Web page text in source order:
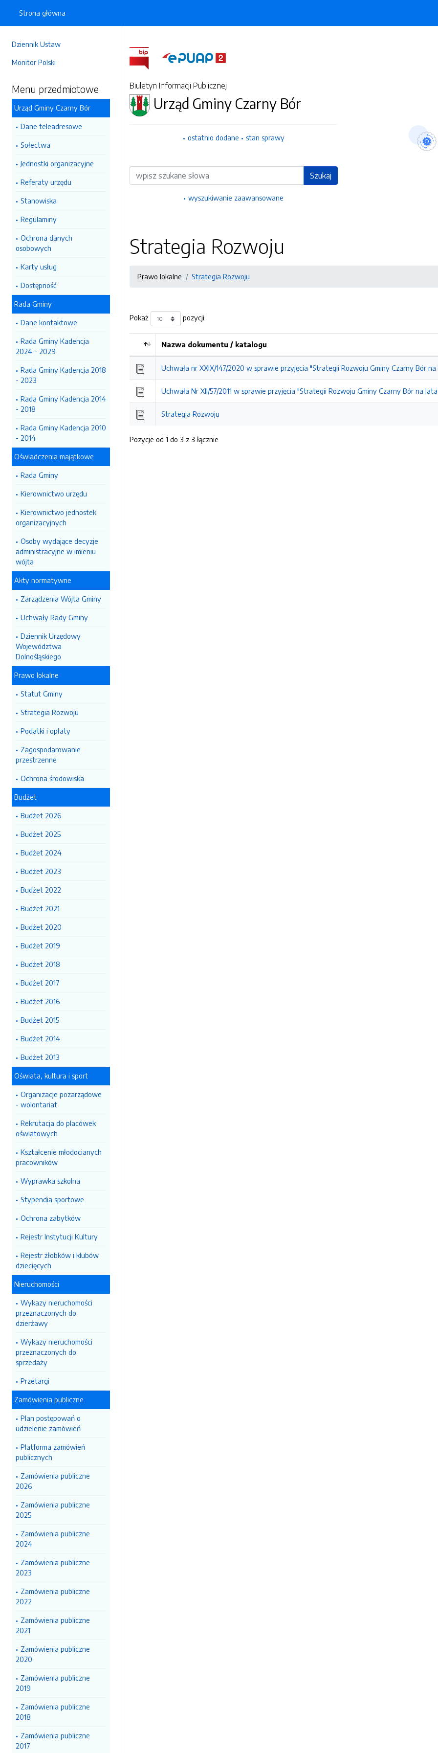
Dziennik Ustaw
Monitor Polski
Menu przedmiotowe
Urząd Gminy Czarny Bór
Dane teleadresowe
Sołectwa
Jednostki organizacyjne
Referaty urzędu
Stanowiska
Regulaminy
Ochrona danych
osobowych
Karty usług
Dostępność
Rada Gminy
Dane kontaktowe
Rada Gminy Kadencja
2024 - 2029
Rada Gminy Kadencja 2018
- 2023
Rada Gminy Kadencja 2014
- 2018
Rada Gminy Kadencja 2010
- 2014
Oświadczenia majątkowe
Rada Gminy
Kierownictwo urzędu
Kierownictwo jednostek
organizacyjnych
Osoby wydające decyzje
administracyjne w imieniu
wójta
Akty normatywne
Zarządzenia Wójta Gminy
Uchwały Rady Gminy
Dziennik Urzędowy
Województwa
Dolnośląskiego
Prawo lokalne
Statut Gminy
Strategia Rozwoju
Podatki i opłaty
Zagospodarowanie
przestrzenne
Ochrona środowiska
Budżet
Budżet 2026
Budżet 2025
Budżet 2024
Budżet 2023
Budżet 2022
Budżet 2021
Budżet 2020
Budżet 2019
Budżet 2018
Budżet 2017
Budżet 2016
Budżet 2015
Budżet 2014
Budżet 2013
Oświata, kultura i sport
Organizacje pozarządowe
- wolontariat
Rekrutacja do placówek
oświatowych
Kształcenie młodocianych
pracowników
Wyprawka szkolna
Stypendia sportowe
Ochrona zabytków
Rejestr Instytucji Kultury
Rejestr żłobków i klubów
dziecięcych
Nieruchomości
Wykazy nieruchomości
przeznaczonych do
dzierżawy
Wykazy nieruchomości
przeznaczonych do
sprzedaży
Przetargi
Zamówienia publiczne
Plan postępowań o
udzielenie zamówień
Platforma zamówień
publicznych
Zamówienia publiczne
2026
Zamówienia publiczne
2025
Zamówienia publiczne
2024
Zamówienia publiczne
2023
Zamówienia publiczne
2022
Zamówienia publiczne
2021
Zamówienia publiczne
2020
Zamówienia publiczne
2019
Zamówienia publiczne
2018
Zamówienia publiczne
2017
Strona główna
Biuletyn Informacji Publicznej
Urząd Gminy Czarny Bór
ostatnio dodane stan sprawy
Wyszukiwarka Szukaj
wyszukiwanie zaawansowane
Strategia Rozwoju
Prawo lokalne Strategia Rozwoju
Pokaż pozycji
Kolejność
Nazwa dokumentu / katalogu
Uchwała nr XXIX/147/2020 w sprawie przyjęcia "Strategii Rozwoju Gminy Czarny Bór
Uchwała Nr XII/57/2011 w sprawie przyjęcia "Strategii Rozwoju Gminy Czarny Bór na
Strategia Rozwoju
Pozycje od 1 do 3 z 3 łącznie